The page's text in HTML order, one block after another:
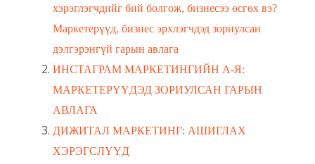
хэрэглэгчдийг бий болгож, бизнесээ өсгөх вэ?
Маркетерүүд, бизнес эрхлэгчдэд зориулсан
дэлгэрэнгүй гарын авлага
ИНСТАГРАМ МАРКЕТИНГИЙН А-Я:
МАРКЕТЕРҮҮДЭД ЗОРИУЛСАН ГАРЫН
АВЛАГА
ДИЖИТАЛ МАРКЕТИНГ: АШИГЛАХ
ХЭРЭГСЛҮҮД